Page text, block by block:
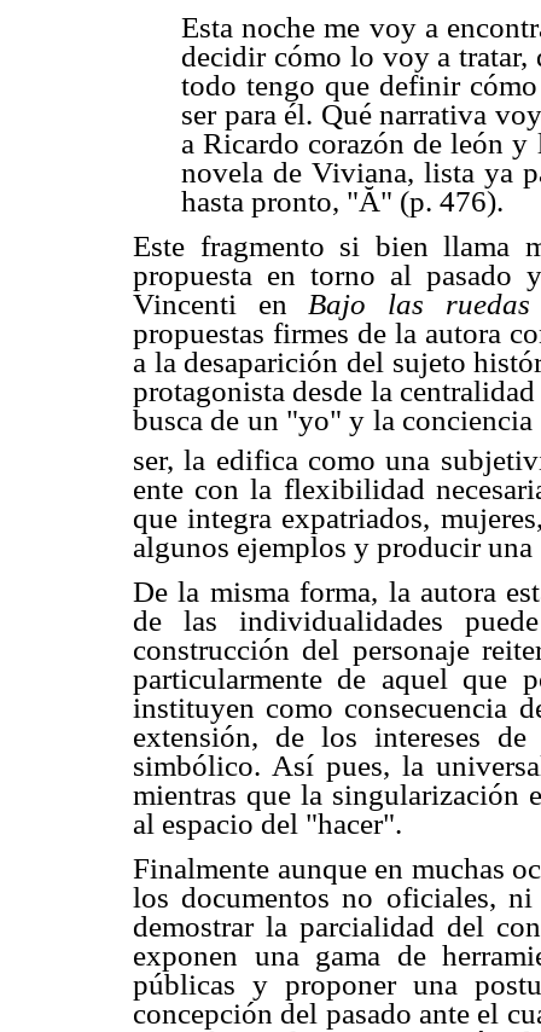
Esta noche me voy a
decidir cómo lo voy a tratar,
todo tengo que definir
ser para él. Qué narrativa
a Ricardo corazón de león
novela de Viviana, lista ya
hasta pronto, "Ă" (p. 476).
Este fragmento si bien llama
propuesta en torno al pasado
Vincenti enBajo las
propuestas firmes de la autora
a la desaparición del sujeto
protagonista desde la
busca de un "yo" y la
ser, la edifica como una
ente con la flexibilidad
que integra expatriados,
algunos ejemplos y producir
De la misma forma, la autora
de las individualidades
construcción del personaje
particularmente de aquel que
instituyen como consecuencia
extensión, de los intereses
simbólico. Así pues, la
mientras que la singularización
al espacio del "hacer".
Finalmente aunque en muchas
los documentos no oficiales,
demostrar la parcialidad del
exponen una gama de
públicas y proponer una
concepción del pasado ante el